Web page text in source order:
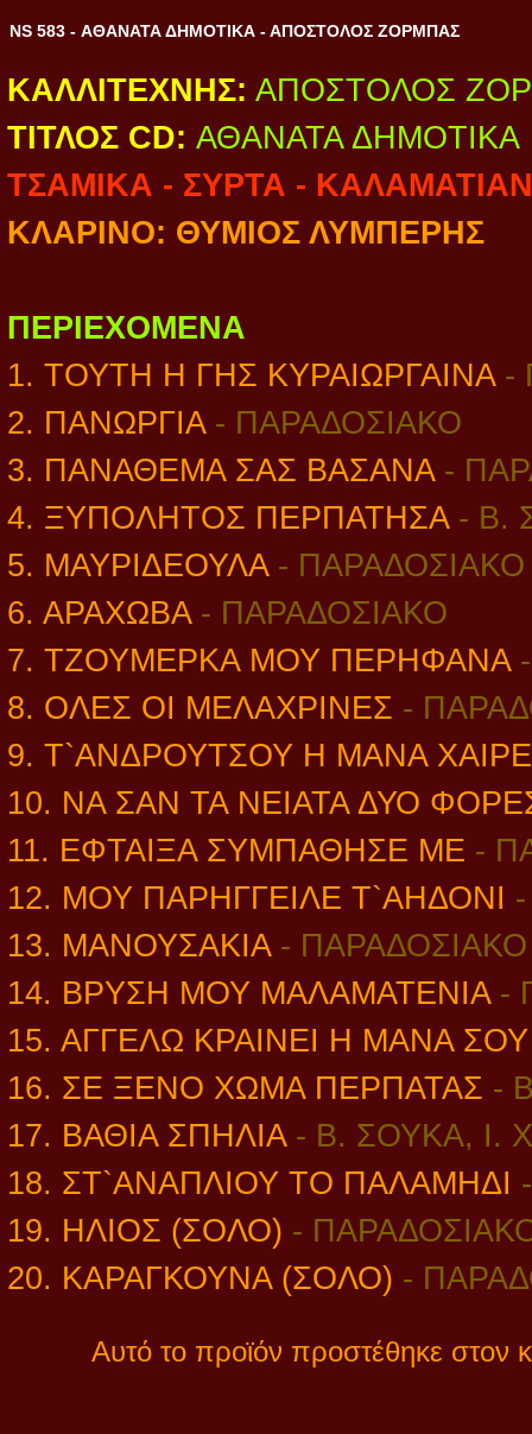
NS 583 - ΑΘΑΝΑΤΑ ΔΗΜΟΤΙΚΑ - ΑΠΟΣΤΟΛΟΣ ΖΟΡΜΠΑΣ
ΚΑΛΛΙΤΕΧΝΗΣ: ΑΠΟΣΤΟΛΟΣ
ΤΙΤΛΟΣ CD: ΑΘΑΝΑΤΑ ΔΗΜΟΤΙΚΑ
ΤΣΑΜΙΚΑ - ΣΥΡΤΑ -
ΚΛΑΡΙΝΟ: ΘΥΜΙΟΣ ΛΥΜΠΕΡΗΣ
ΠΕΡΙΕΧΟΜΕΝΑ
1. ΤΟΥΤΗ Η ΓΗΣ ΚΥΡΑΙΩΡΓΑΙΝΑ -
2. ΠΑΝΩΡΓΙΑ - ΠΑΡΑΔΟΣΙΑΚΟ
3. ΠΑΝΑΘΕΜΑ ΣΑΣ ΒΑΣΑΝΑ -
4. ΞΥΠΟΛΗΤΟΣ ΠΕΡΠΑΤΗΣΑ - Β.
5. ΜΑΥΡΙΔΕΟΥΛΑ - ΠΑΡΑΔΟΣΙΑΚΟ
6. ΑΡΑΧΩΒΑ - ΠΑΡΑΔΟΣΙΑΚΟ
7. ΤΖΟΥΜΕΡΚΑ ΜΟΥ ΠΕΡΗΦΑΝΑ
8. ΟΛΕΣ ΟΙ ΜΕΛΑΧΡΙΝΕΣ -
9. Τ`ΑΝΔΡΟΥΤΣΟΥ Η ΜΑΝΑ
10. ΝΑ ΣΑΝ ΤΑ ΝΕΙΑΤΑ ΔΥΟ
11. ΕΦΤΑΙΞΑ ΣΥΜΠΑΘΗΣΕ ΜΕ -
12. ΜΟΥ ΠΑΡΗΓΓΕΙΛΕ Τ`ΑΗΔΟΝΙ
13. ΜΑΝΟΥΣΑΚΙΑ - ΠΑΡΑΔΟΣΙΑΚΟ
14. ΒΡΥΣΗ ΜΟΥ ΜΑΛΑΜΑΤΕΝΙΑ -
15. ΑΓΓΕΛΩ ΚΡΑΙΝΕΙ Η ΜΑΝΑ
16. ΣΕ ΞΕΝΟ ΧΩΜΑ ΠΕΡΠΑΤΑΣ -
17. ΒΑΘΙΑ ΣΠΗΛΙΑ - Β. ΣΟΥΚΑ, Ι.
18. ΣΤ`ΑΝΑΠΛΙΟΥ ΤΟ ΠΑΛΑΜΗΔΙ
19. ΗΛΙΟΣ (ΣΟΛΟ) -
20. ΚΑΡΑΓΚΟΥΝΑ (ΣΟΛΟ) -
Αυτό το προϊόν προστέθηκε